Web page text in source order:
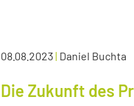
08.08.2023| Daniel Buchta
Die Zukunft des